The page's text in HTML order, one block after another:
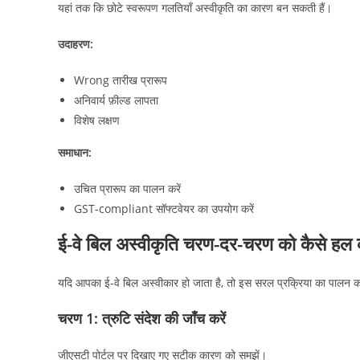
यहां तक कि छोटे स्वरूपण गलतियाँ अस्वीकृति का कारण बन सकती हैं।
उदाहरण:
Wrong तारीख प्रारूप
अनिवार्य फ़ील्ड लापता
विशेष लक्षण
समाधान:
उचित प्रारूप का पालन करें
GST-compliant सॉफ्टवेयर का उपयोग करें
ई-वे बिल अस्वीकृति चरण-दर-चरण को कैसे हल
यदि आपका ई-वे बिल अस्वीकार हो जाता है, तो इस सरल प्रक्रिया का पालन
चरण 1: त्रुटि संदेश की जाँच करें
जीएसटी पोर्टल पर दिखाए गए सटीक कारण को समझें।